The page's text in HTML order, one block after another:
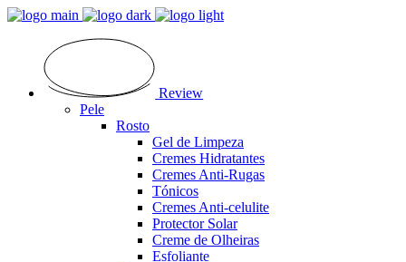
Review
Pele
Rosto
Gel de Limpeza
Cremes Hidratantes
Cremes Anti-Rugas
Tónicos
Cremes Anti-celulite
Protector Solar
Creme de Olheiras
Esfoliante